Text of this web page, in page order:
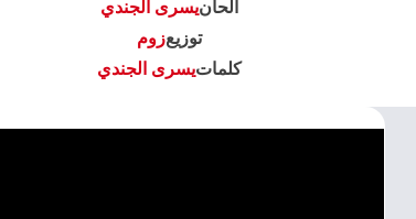
الحانيسرى الجندي
توزيعزوم
كلماتيسرى الجندي